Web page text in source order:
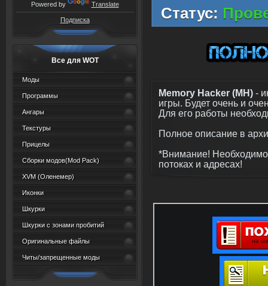
Powered by Translate
Подписка
Все для WOT
Моды
Программы
Ангары
Текстуры
Прицелы
Сборки модов(Mod Pack)
XVM (Oленемер)
Иконки
Шкурки
Шкурки с зонами пробитий
Оригинальные файлы
Читы/запрещенные моды
Статус:
Memory Hacker (MH) -
игры. Будет очень и
Для его работы
Полное описание в
*Внимание!
потоках и адресах!